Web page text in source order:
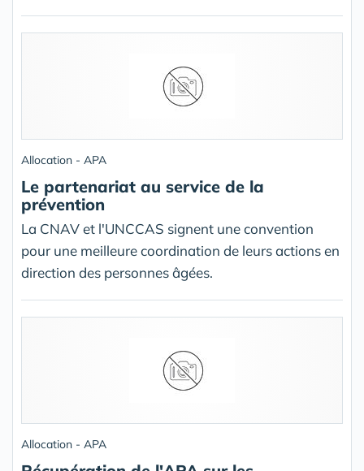
Allocation - APA
Le partenariat au service de la
prévention
La CNAV et l'UNCCAS signent une convention
pour une meilleure coordination de leurs actions en
direction des personnes âgées.
Allocation - APA